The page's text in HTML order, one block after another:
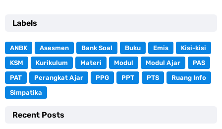
Labels
ANBK Asesmen Bank Soal Buku Emis
Kisi-kisi
KSM
Kurikulum Materi Modul Modul Ajar
PAS
PAT
Perangkat Ajar PPG PPT PTS
Ruang Info
Simpatika
Recent Posts